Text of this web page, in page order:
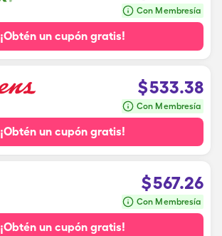
Con Membresía
¡Obtén un cupón gratis!
$533.38
Con Membresía
¡Obtén un cupón gratis!
$567.26
Con Membresía
¡Obtén un cupón gratis!